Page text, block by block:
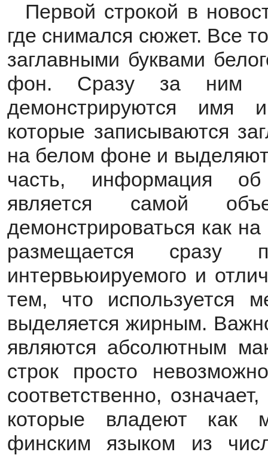
Первой строкой в
где снимался сюжет. Все
заглавными буквами
фон. Сразу за ним
демонстрируются имя
которые записываются
на белом фоне и
часть, информация об
является самой
демонстрироваться как
размещается
интервьюируемого и
тем, что используется
выделяется жирным.
являются абсолютным
строк просто
соответственно,
которые владеют как
финским языком из